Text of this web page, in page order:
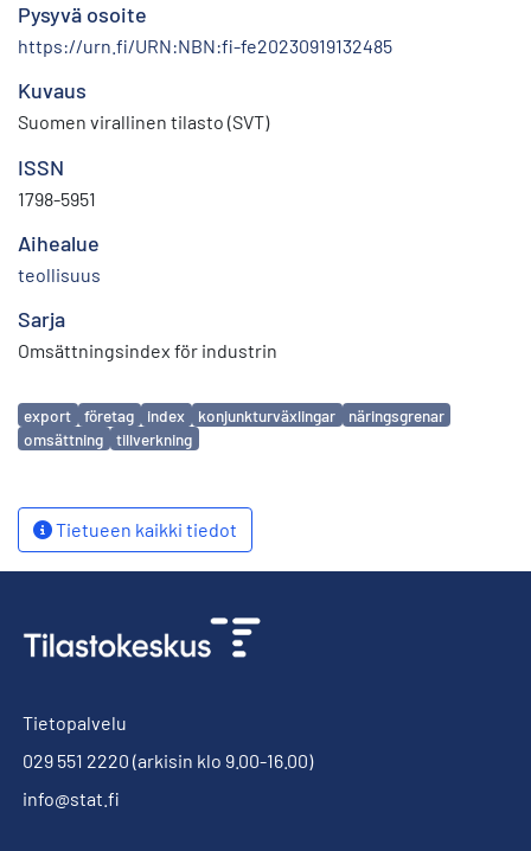
Pysyvä osoite
https://urn.fi/URN:NBN:fi-fe20230919132485
Kuvaus
Suomen virallinen tilasto (SVT)
ISSN
1798-5951
Aihealue
teollisuus
Sarja
Omsättningsindex för industrin
Avainsanat
export företag index konjunkturväxlingar
näringsgrenar
omsättning
tillverkning
Tietueen kaikki tiedot
Tietopalvelu
029 551 2220 (arkisin klo 9.00-16.00)
info@stat.fi